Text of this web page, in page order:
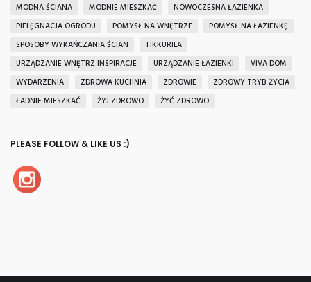
MODNA ŚCIANA
MODNIE MIESZKAĆ
NOWOCZESNA ŁAZIENKA
PIELĘGNACJA OGRODU
POMYSŁ NA WNĘTRZE
POMYSŁ NA ŁAZIENKĘ
SPOSOBY WYKAŃCZANIA ŚCIAN
TIKKURILA
URZĄDZANIE WNĘTRZ INSPIRACJE
URZĄDZANIE ŁAZIENKI
VIVA DOM
WYDARZENIA
ZDROWA KUCHNIA ZDROWIE
ZDROWY TRYB ŻYCIA
ŁADNIE MIESZKAĆ
ŻYJ ZDROWO ŻYĆ ZDROWO
PLEASE FOLLOW & LIKE US :)